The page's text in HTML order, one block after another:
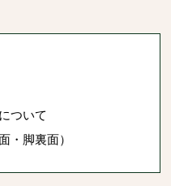
ついて
・脚裏面）